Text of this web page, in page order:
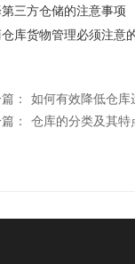
三方仓储的注意事项
库货物管理必须注意
：
如何有效降低仓库
：
仓库的分类及其特